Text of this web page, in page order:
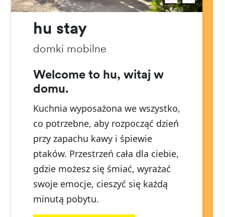
hu stay
domki mobilne
Welcome to hu, witaj w
domu.
Kuchnia wyposażona we wszystko,
co potrzebne, aby rozpocząć dzień
przy zapachu kawy i śpiewie
ptaków. Przestrzeń cała dla ciebie,
gdzie możesz się śmiać, wyrażać
swoje emocje, cieszyć się każdą
minutą pobytu.